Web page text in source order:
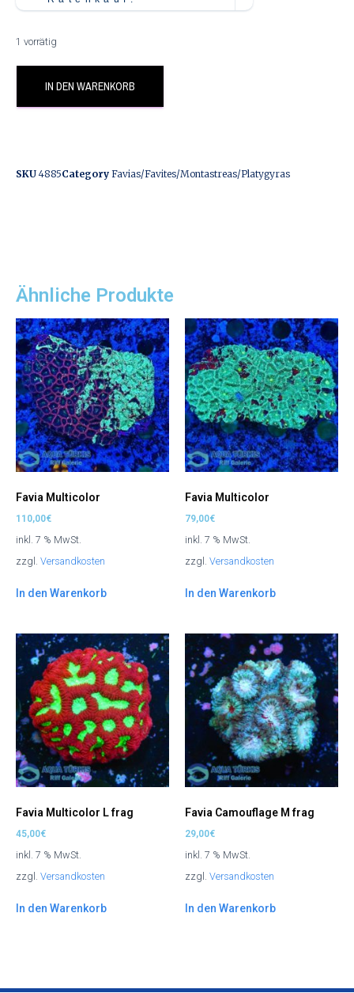
1 vorrätig
IN DEN WARENKORB
SKU 4885Category Favias/Favites/Montastreas/Platygyras
Ähnliche Produkte
Favia Multicolor
110,00€
inkl. 7 % MwSt.
zzgl. Versandkosten
In den Warenkorb
Favia Multicolor
79,00€
inkl. 7 % MwSt.
zzgl. Versandkosten
In den Warenkorb
Favia Multicolor L frag
45,00€
inkl. 7 % MwSt.
zzgl. Versandkosten
In den Warenkorb
Favia Camouflage M frag
29,00€
inkl. 7 % MwSt.
zzgl. Versandkosten
In den Warenkorb